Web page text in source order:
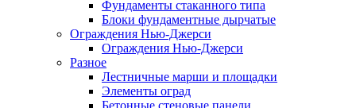
Фундаменты стаканного типа
Блоки фундаментные дырчатые
Ограждения Нью-Джерси
Ограждения Нью-Джерси
Разное
Лестничные марши и площадки
Элементы оград
Бетонные стеновые панели